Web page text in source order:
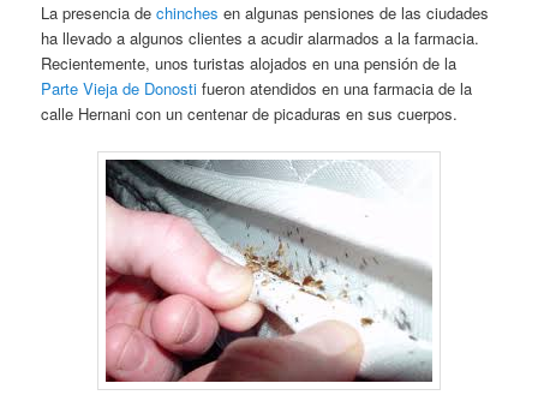
La presencia dechinches en algunas pensiones de las ciudades
ha llevado a algunos clientes a acudir alarmados a la farmacia.
Recientemente, unos turistas alojados en una pensión de la
Parte Vieja de Donosti fueron atendidos en una farmacia de la
calle Hernani con un centenar de picaduras en sus cuerpos.